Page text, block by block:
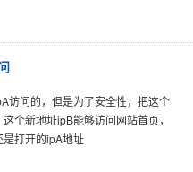
访问的，但是为了安全性，把这个
个新地址ipB能够访问网站首页，
打开的ipA地址